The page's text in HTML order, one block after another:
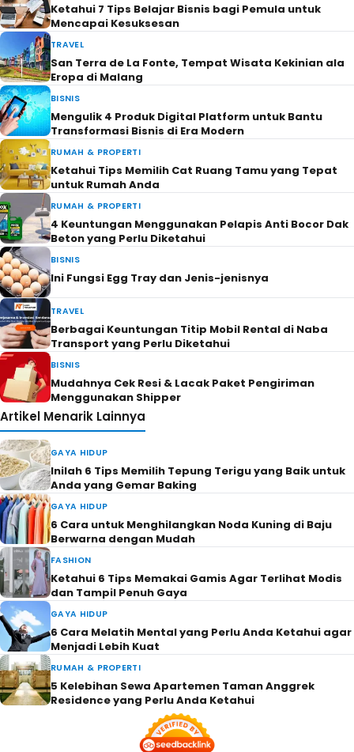
Ketahui 7 Tips Belajar Bisnis bagi Pemula untuk
Mencapai Kesuksesan
TRAVEL
San Terra de La Fonte, Tempat Wisata Kekinian ala
Eropa di Malang
BISNIS
Mengulik 4 Produk Digital Platform untuk Bantu
Transformasi Bisnis di Era Modern
RUMAH & PROPERTI
Ketahui Tips Memilih Cat Ruang Tamu yang Tepat
untuk Rumah Anda
RUMAH & PROPERTI
4 Keuntungan Menggunakan Pelapis Anti Bocor Dak
Beton yang Perlu Diketahui
BISNIS
Ini Fungsi Egg Tray dan Jenis-jenisnya
TRAVEL
Berbagai Keuntungan Titip Mobil Rental di Naba
Transport yang Perlu Diketahui
BISNIS
Mudahnya Cek Resi & Lacak Paket Pengiriman
Menggunakan Shipper
Artikel Menarik Lainnya
GAYA HIDUP
Inilah 6 Tips Memilih Tepung Terigu yang Baik untuk
Anda yang Gemar Baking
GAYA HIDUP
6 Cara untuk Menghilangkan Noda Kuning di Baju
Berwarna dengan Mudah
FASHION
Ketahui 6 Tips Memakai Gamis Agar Terlihat Modis
dan Tampil Penuh Gaya
GAYA HIDUP
6 Cara Melatih Mental yang Perlu Anda Ketahui agar
Menjadi Lebih Kuat
RUMAH & PROPERTI
5 Kelebihan Sewa Apartemen Taman Anggrek
Residence yang Perlu Anda Ketahui